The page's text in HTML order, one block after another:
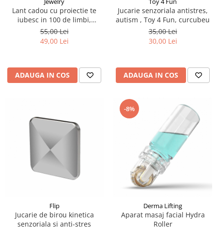
Lant cadou cu proiectie te
iubesc in 100 de limbi,
Jewelry, auriu
55,00 Lei
49,00 Lei
ADAUGA IN COS
Jucarie senzoriala antistres,
autism , Toy 4 Fun, curcubeu
35,00 Lei
30,00 Lei
ADAUGA IN COS
Flip
Jucarie de birou kinetica
senzoriala si anti-stres
-8%
Derma Lifting
Aparat masaj facial Hydra
Roller